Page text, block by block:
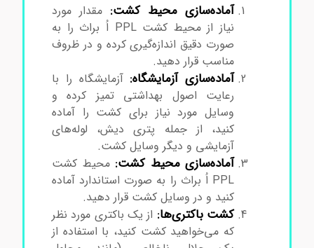
آماده‌سازی محیط کشت:مقدار مورد
نیاز از محیط کشت PPL اُ براث را به
صورت دقیق اندازه‌گیری کرده و در ظروف
مناسب قرار دهید.
آماده‌سازی آزمایشگاه:آزمایشگاه را با
رعایت اصول بهداشتی تمیز کرده و
وسایل مورد نیاز برای کشت را آماده
کنید، از جمله پتری دیش، لوله‌های
آزمایشی و دیگر وسایل کشت.
آماده‌سازی محیط کشت:محیط کشت
PPL اُ براث را به صورت استاندارد آماده
کنید و در وسایل کشت قرار دهید.
کشت باکتری‌ها:از یک باکتری مورد نظر
که می‌خواهید کشت کنید، با استفاده از